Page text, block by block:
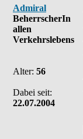
Admiral
BeherrscherIn
allen
Verkehrslebens
Alter: 56
Dabei seit:
22.07.2004